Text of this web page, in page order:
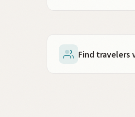
Find travelers